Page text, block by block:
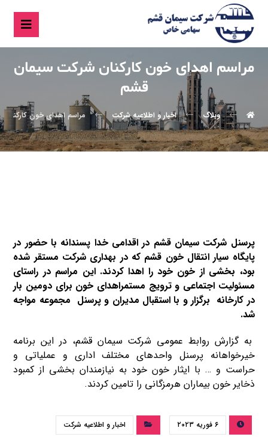
مراسم اهدای خون کارکنان شرکت سیمان
قشم
وبلاگ اخبار و اطلاعیه شرکت مراسم اهدای خون
پرسنل شرکت سیمان قشم در اقدامی خدا پسندانه با حضور در
پایگاه سیار انتقال خون قشم که در بهداری شرکت مستقر شده
بود، بخشی از خون خود را اهدا کردند. این مراسم در راستای
مسئولیت اجتماعی و ترویج مستمراهدای خون برای دومین بار
در کارخانه برگزار و با استقبال مدیران و پرسنل مجموعه مواجه
شد.
به گزارش روابط عمومی شرکت سیمان قشم، در این برنامه
خیرخواهانه پرسنل واحدهای مختلف اداری و عملیاتی و
حراست و … با ایثار خون خود به نیازمندان بخشی از کمبود
ذخایر خون بیماران هرمزگانی را تامین کردند.
۶ فوریه ۲۰۲۳ اخبار و اطلاعیه شرکت